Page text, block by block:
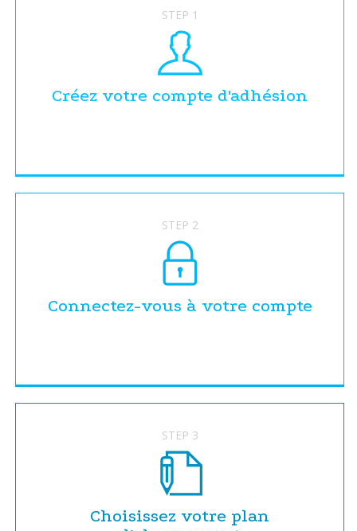
STEP 1
Créez votre compte d'adhésion
STEP 2
Connectez-vous à votre compte
STEP 3
Choisissez votre plan